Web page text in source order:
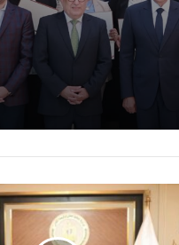
استجابةً لأولياء
خفض الحد الأدنى لتنسيق
225 درجة
الرئيس السيسى يصدّق
أحكام قانون نظام